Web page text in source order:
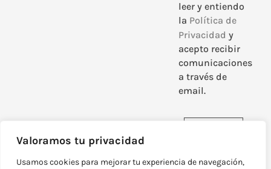
Valoramos tu privacidad
Usamos cookies para mejorar tu experiencia de navegación,
leer y entiendo
la Política de
Privacidad y
acepto recibir
comunicaciones
a través de
email.